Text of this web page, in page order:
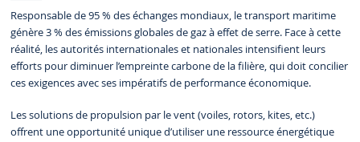
Responsable de 95 % des échanges mondiaux, le transport maritime
génère 3 % des émissions globales de gaz à effet de serre. Face à cette
réalité, les autorités internationales et nationales intensifient leurs
efforts pour diminuer l’empreinte carbone de la filière, qui doit concilier
ces exigences avec ses impératifs de performance économique.
Les solutions de propulsion par le vent (voiles, rotors, kites, etc.)
offrent une opportunité unique d’utiliser une ressource énergétique